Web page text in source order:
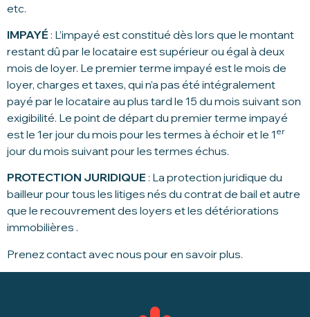
etc.
IMPAYÉ : L’impayé est constitué dès lors que le montant
restant dû par le locataire est supérieur ou égal à deux
mois de loyer. Le premier terme impayé est le mois de
loyer, charges et taxes, qui n’a pas été intégralement
payé par le locataire au plus tard le 15 du mois suivant son
exigibilité. Le point de départ du premier terme impayé
est le 1er jour du mois pour les termes à échoir et le 1 er
jour du mois suivant pour les termes échus.
PROTECTION JURIDIQUE : La protection juridique du
bailleur pour tous les litiges nés du contrat de bail et autre
que le recouvrement des loyers et les détériorations
immobilières .
Prenez contact avec nous pour en savoir plus.